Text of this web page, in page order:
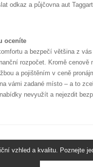
odkaz a půjčovna aut
oceníte
a bezpečí většina z
rozpočet. Kromě
a pojištěním v ceně
vámi zadané místo – a to
nevyužít a nejezdit
vzhled a kvalitu. Poznejte